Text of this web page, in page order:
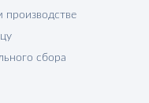
сбора